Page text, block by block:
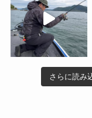
さらに読み